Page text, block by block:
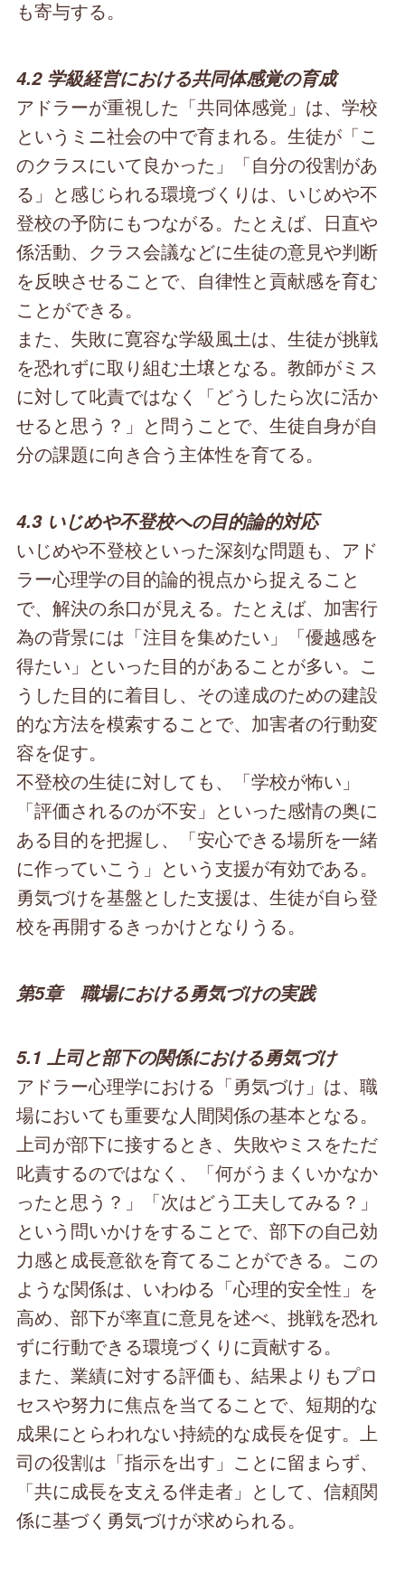
も寄与する。
4.2 学級経営における共同体感覚の育成
アドラーが重視した「共同体感覚」は、学校
というミニ社会の中で育まれる。生徒が「こ
のクラスにいて良かった」「自分の役割があ
る」と感じられる環境づくりは、いじめや不
登校の予防にもつながる。たとえば、日直や
係活動、クラス会議などに生徒の意見や判断
を反映させることで、自律性と貢献感を育む
ことができる。
また、失敗に寛容な学級風土は、生徒が挑戦
を恐れずに取り組む土壌となる。教師がミス
に対して叱責ではなく「どうしたら次に活か
せると思う？」と問うことで、生徒自身が自
分の課題に向き合う主体性を育てる。
4.3 いじめや不登校への目的論的対応
いじめや不登校といった深刻な問題も、アド
ラー心理学の目的論的視点から捉えること
で、解決の糸口が見える。たとえば、加害行
為の背景には「注目を集めたい」「優越感を
得たい」といった目的があることが多い。こ
うした目的に着目し、その達成のための建設
的な方法を模索することで、加害者の行動変
容を促す。
不登校の生徒に対しても、「学校が怖い」
「評価されるのが不安」といった感情の奥に
ある目的を把握し、「安心できる場所を一緒
に作っていこう」という支援が有効である。
勇気づけを基盤とした支援は、生徒が自ら登
校を再開するきっかけとなりうる。
第5章 職場における勇気づけの実践
5.1 上司と部下の関係における勇気づけ
アドラー心理学における「勇気づけ」は、職
場においても重要な人間関係の基本となる。
上司が部下に接するとき、失敗やミスをただ
叱責するのではなく、「何がうまくいかなか
ったと思う？」「次はどう工夫してみる？」
という問いかけをすることで、部下の自己効
力感と成長意欲を育てることができる。この
ような関係は、いわゆる「心理的安全性」を
高め、部下が率直に意見を述べ、挑戦を恐れ
ずに行動できる環境づくりに貢献する。
また、業績に対する評価も、結果よりもプロ
セスや努力に焦点を当てることで、短期的な
成果にとらわれない持続的な成長を促す。上
司の役割は「指示を出す」ことに留まらず、
「共に成長を支える伴走者」として、信頼関
係に基づく勇気づけが求められる。